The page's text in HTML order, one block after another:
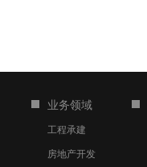
业务领域
工程承建
房地产开发